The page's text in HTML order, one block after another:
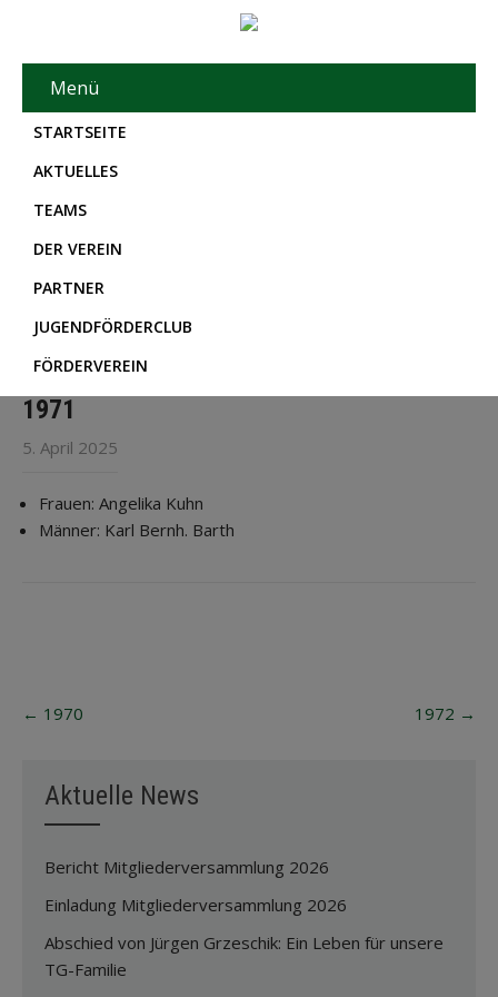
Menü
STARTSEITE
AKTUELLES
TEAMS
DER VEREIN
PARTNER
JUGENDFÖRDERCLUB
FÖRDERVEREIN
1971
5. April 2025
Frauen: Angelika Kuhn
Männer: Karl Bernh. Barth
navigation
← 1970 1972 →
Aktuelle News
Bericht Mitgliederversammlung 2026
Einladung Mitgliederversammlung 2026
Abschied von Jürgen Grzeschik: Ein Leben für unsere
TG-Familie